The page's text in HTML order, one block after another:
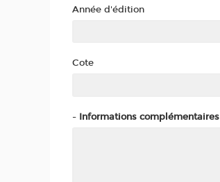
Année d'édition
Cote
- Informations complémentaires